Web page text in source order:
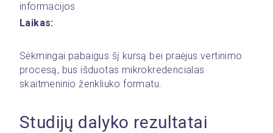
informacijos
Laikas:
Sėkmingai pabaigus šį kursą bei praėjus vertinimo
procesą, bus išduotas mikrokredencialas
skaitmeninio ženkliuko formatu.
Studijų dalyko rezultatai